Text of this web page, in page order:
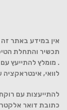
אין במידע באתר
תכשיר והתחלת
. מומלץ להתייעץ
לוואי,
כתובת דואר